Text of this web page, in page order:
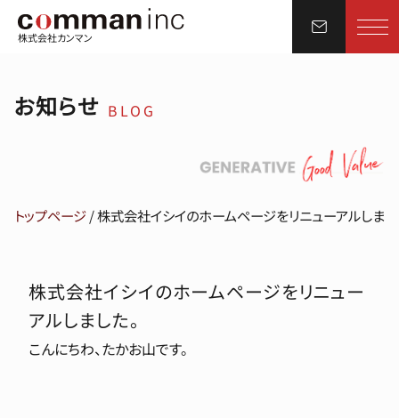
株式会社カンマン
お知らせ BLOG
トップページ/株式会社イシイのホームページをリニューアルしまし
株式会社イシイのホームページをリニュー
アルしました。
こんにちわ、たかお山です。